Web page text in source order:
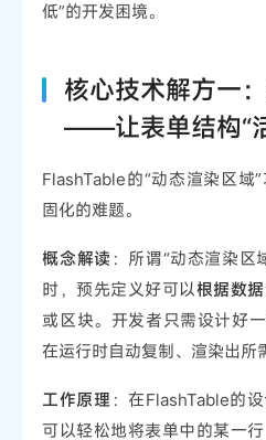
低”的开发困境。
核心技术解方一
——让表单结构“
FlashTable的“动态渲染区域
固化的难题。
概念解读 ：所谓“动态渲染区
时，预先定义好可以根据数
或区块。开发者只需设计好
在运行时自动复制、渲染出所
工作原理 ：在FlashTable的
可以轻松地将表单中的某一